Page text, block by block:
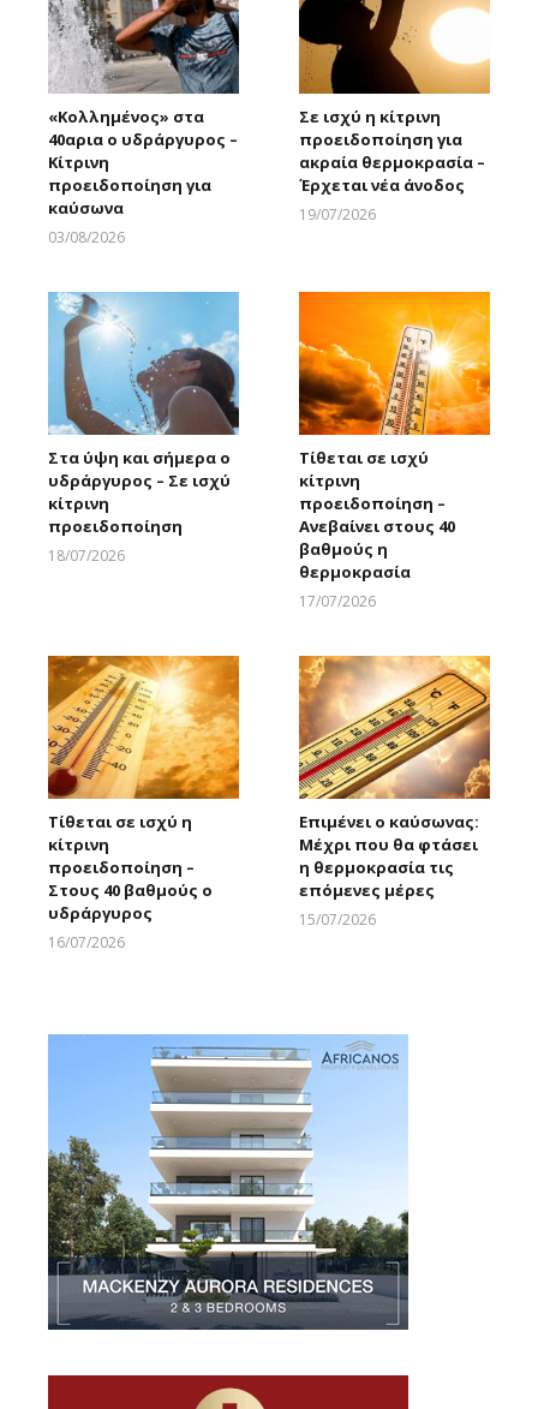
«Κολλημένος» στα
40αρια ο υδράργυρος –
Κίτρινη
προειδοποίηση για
καύσωνα
03/08/2026
Σε ισχύ η κίτρινη
προειδοποίηση για
ακραία θερμοκρασία –
Έρχεται νέα άνοδος
19/07/2026
Στα ύψη και σήμερα ο
υδράργυρος – Σε ισχύ
κίτρινη
προειδοποίηση
18/07/2026
Τίθεται σε ισχύ
κίτρινη
προειδοποίηση –
Ανεβαίνει στους 40
βαθμούς η
θερμοκρασία
17/07/2026
Τίθεται σε ισχύ η
κίτρινη
προειδοποίηση –
Στους 40 βαθμούς ο
υδράργυρος
16/07/2026
Επιμένει ο καύσωνας:
Μέχρι που θα φτάσει
η θερμοκρασία τις
επόμενες μέρες
15/07/2026